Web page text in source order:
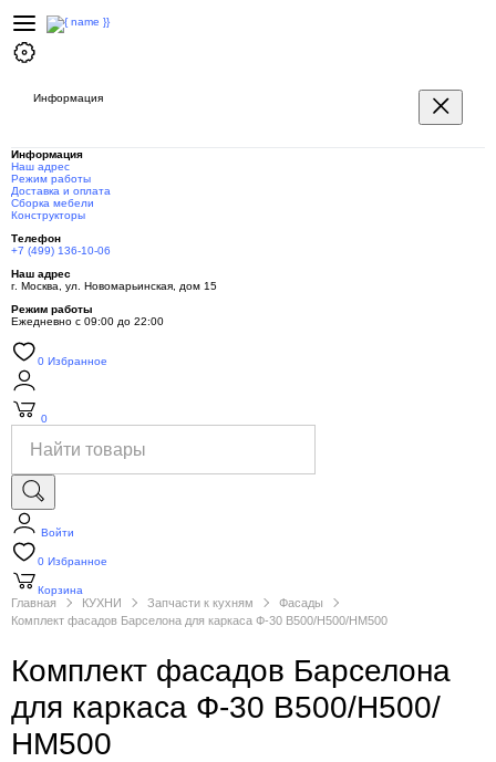
Информация
Информация
Наш адрес
Режим работы
Доставка и оплата
Сборка мебели
Конструкторы
Телефон
+7 (499) 136-10-06
Наш адрес
г. Москва, ул. Новомарьинская, дом 15
Режим работы
Ежедневно с 09:00 до 22:00
0 Избранное
0
Войти
0 Избранное
Корзина
Главная КУХНИ Запчасти к кухням
Фасады
Комплект фасадов Барселона для каркаса Ф-30 В500/Н500/НМ500
Комплект фасадов Барселона
для каркаса Ф-30 В500/Н500/
НМ500